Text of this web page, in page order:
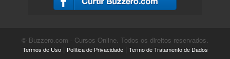
© Buzzero.com - Cursos Online. Todos os direitos reservados.
Termos de Uso| Política de Privacidade| Termo de Tratamento de Dados